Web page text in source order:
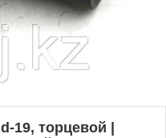
19, торцевой |